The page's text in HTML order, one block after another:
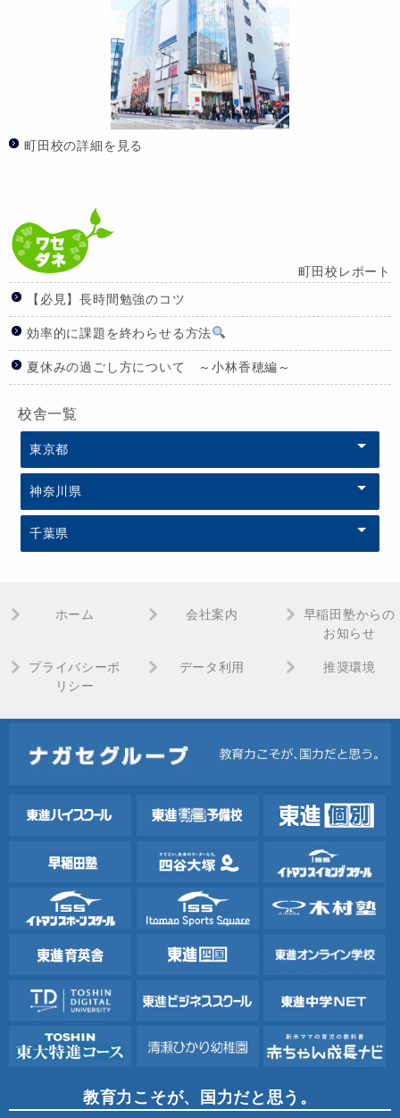
町田校の詳細を見る
町田校レポート
【必見】長時間勉強のコツ
効率的に課題を終わらせる方法
夏休みの過ごし方について ～小林香穂編～
校舎一覧
東京都
神奈川県
千葉県
ホーム 会社案内
早稲田塾からの
お知らせ
プライバシーポ
リシー
データ利用 推奨環境
教育力こそが、国力だと思う。